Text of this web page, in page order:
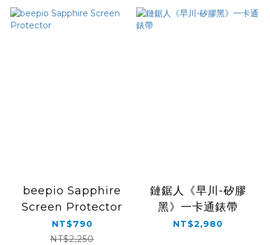
beepio Sapphire
Screen Protector
NT$790
NT$2,250
鏈鋸人《早川-矽膠
黑》一卡通錶帶
NT$2,980